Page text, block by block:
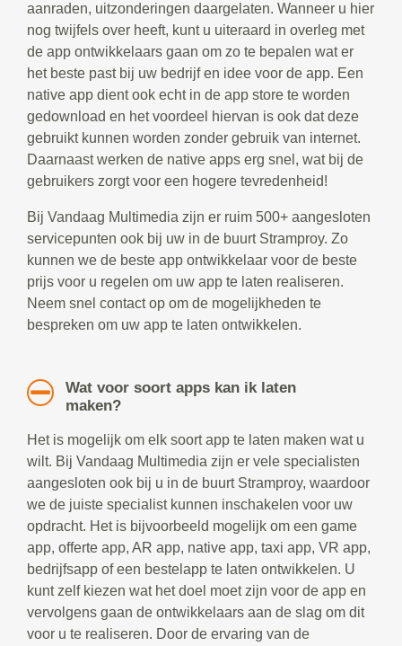
aanraden, uitzonderingen daargelaten. Wanneer u hier
nog twijfels over heeft, kunt u uiteraard in overleg met
de app ontwikkelaars gaan om zo te bepalen wat er
het beste past bij uw bedrijf en idee voor de app. Een
native app dient ook echt in de app store te worden
gedownload en het voordeel hiervan is ook dat deze
gebruikt kunnen worden zonder gebruik van internet.
Daarnaast werken de native apps erg snel, wat bij de
gebruikers zorgt voor een hogere tevredenheid!
Bij Vandaag Multimedia zijn er ruim 500+ aangesloten
servicepunten ook bij uw in de buurt Stramproy. Zo
kunnen we de beste app ontwikkelaar voor de beste
prijs voor u regelen om uw app te laten realiseren.
Neem snel contact op om de mogelijkheden te
bespreken om uw app te laten ontwikkelen.
Wat voor soort apps kan ik laten
maken?
Het is mogelijk om elk soort app te laten maken wat u
wilt. Bij Vandaag Multimedia zijn er vele specialisten
aangesloten ook bij u in de buurt Stramproy, waardoor
we de juiste specialist kunnen inschakelen voor uw
opdracht. Het is bijvoorbeeld mogelijk om een game
app, offerte app, AR app, native app, taxi app, VR app,
bedrijfsapp of een bestelapp te laten ontwikkelen. U
kunt zelf kiezen wat het doel moet zijn voor de app en
vervolgens gaan de ontwikkelaars aan de slag om dit
voor u te realiseren. Door de ervaring van de